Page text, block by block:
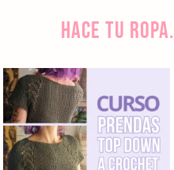
Hace tu ropa.